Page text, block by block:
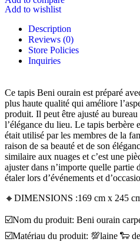
Add to wishlist
Description
Reviews (0)
Store Policies
Inquiries
Ce tapis Beni ourain est préparé
plus haute qualité qui améliore
produit. Il peut être ajusté au
l’élégance du lieu. Le tapis berbère
était utilisé par les membres de la
raison de sa beauté et de son
similaire aux nuages et c’est une
ajuster dans n’importe quelle partie
étaler lors d’événements et
🔸DIMENSIONS :169 cm x 245
☑️Nom du produit: Beni ourain
☑️Matériau du produit: 💯laine 🐑